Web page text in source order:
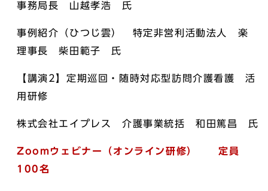
事務局長 山越孝浩 氏
事例紹介（ひつじ雲） 特定非営利活動法人 楽
理事長 柴田範子 氏
【講演2】定期巡回・随時対応型訪問介護看護 活
用研修
株式会社エイプレス 介護事業統括 和田篤昌 氏
Zoomウェビナー（オンライン研修） 定員
100名